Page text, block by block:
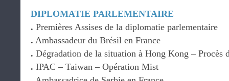
DIPLOMATIE PARLEMENTAIRE
. Premières Assises de la diplomatie parlementaire
. Ambassadeur du Brésil en France
. Dégradation de la situation à Hong Kong – Procès
. IPAC – Taiwan – Opération Mist